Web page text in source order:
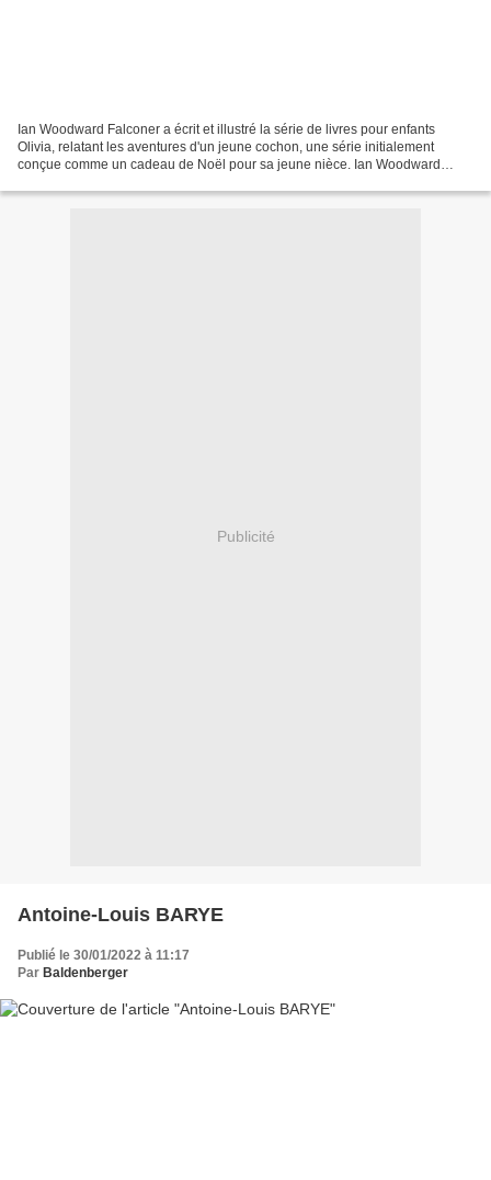
Ian Woodward Falconer a écrit et illustré la série de livres pour enfants
Olivia, relatant les aventures d'un jeune cochon, une série initialement
conçue comme un cadeau de Noël pour sa jeune nièce. Ian Woodward
Publicité
Antoine-Louis BARYE
Publié le 30/01/2022 à 11:17
Par Baldenberger